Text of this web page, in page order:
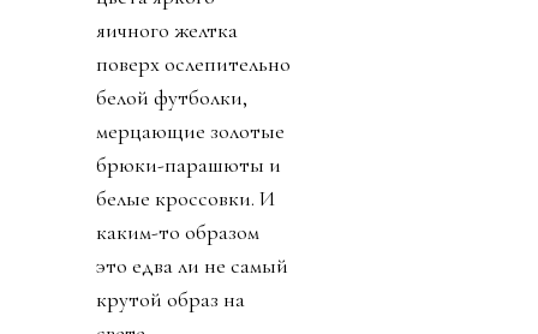
яичного желтка
поверх ослепительно
белой футболки,
мерцающие золотые
брюки-парашюты и
белые кроссовки. И
каким-то образом
это едва ли не самый
крутой образ на